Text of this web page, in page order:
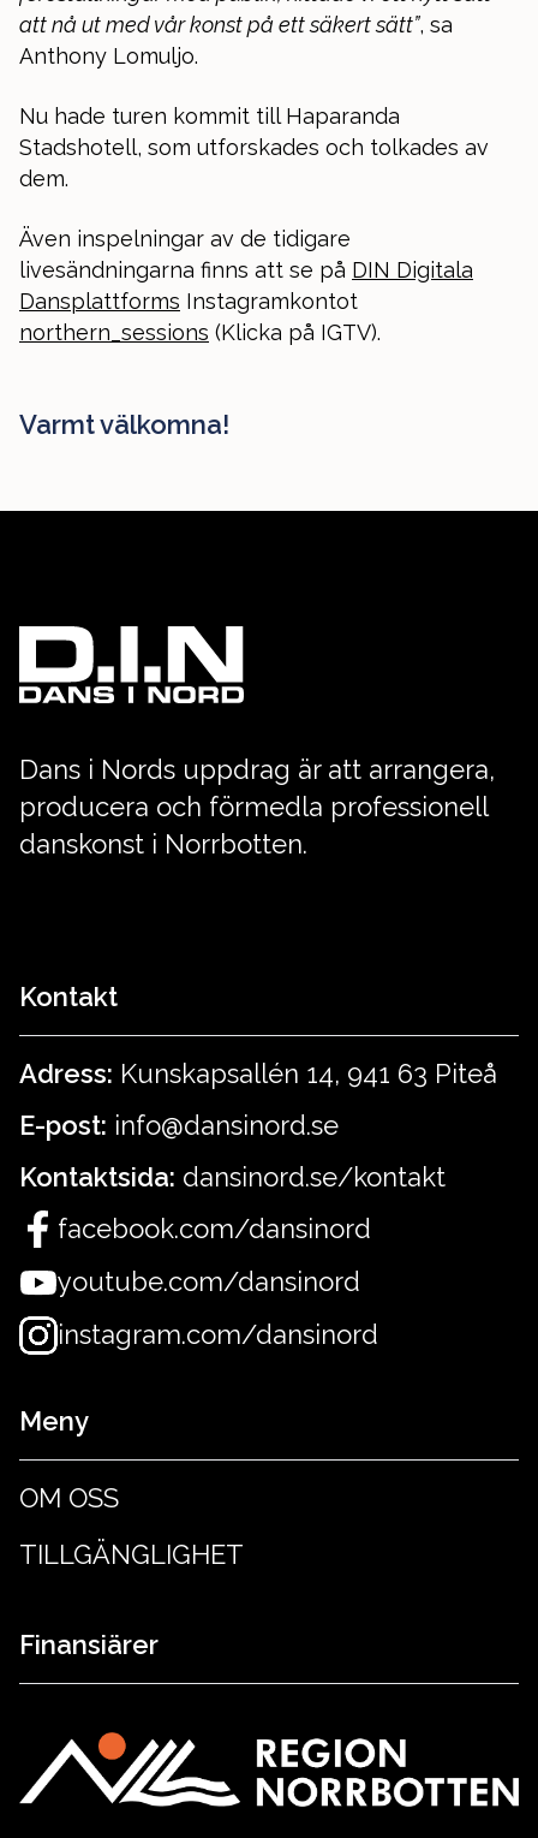
att nå ut med vår konst på ett säkert sätt”, sa
Anthony Lomuljo.
Nu hade turen kommit till Haparanda
Stadshotell, som utforskades och tolkades av
dem.
Även inspelningar av de tidigare
livesändningarna finns att se på DIN Digitala
Dansplattforms Instagramkontot
northern_sessions (Klicka på IGTV).
Varmt välkomna!
Dans i Nords uppdrag är att arrangera,
producera och förmedla professionell
danskonst i Norrbotten.
Kontakt
Adress: Kunskapsallén 14, 941 63 Piteå
E-post: info@dansinord.se
Kontaktsida: dansinord.se/kontakt
facebook.com/dansinord
youtube.com/dansinord
instagram.com/dansinord
Meny
OM OSS
TILLGÄNGLIGHET
Finansiärer